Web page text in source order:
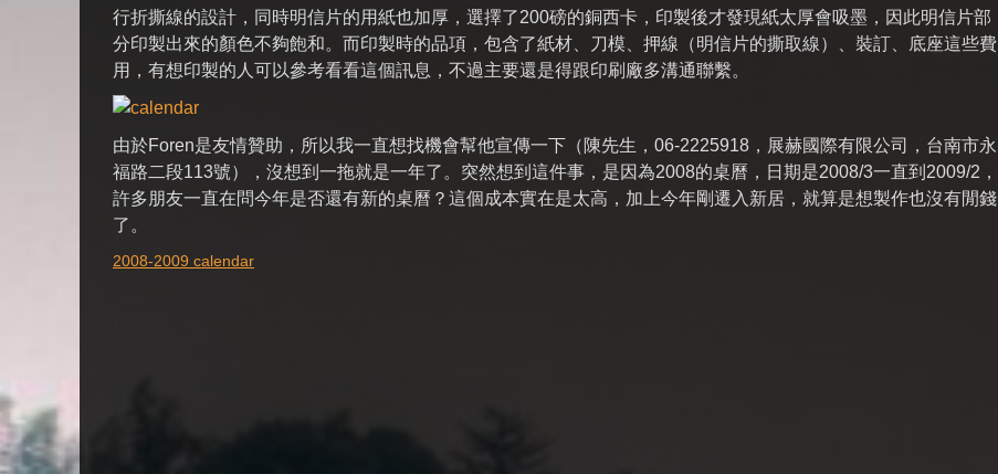
行折撕線的設計，同時明信片的用紙也加厚，選擇了200磅的銅西卡，印製後才發現紙太厚會吸墨，因此明信片部
分印製出來的顏色不夠飽和。而印製時的品項，包含了紙材、刀模、押線（明信片的撕取線）、裝訂、底座這些費
用，有想印製的人可以參考看看這個訊息，不過主要還是得跟印刷廠多溝通聯繫。
由於Foren是友情贊助，所以我一直想找機會幫他宣傳一下（陳先生，06-2225918，展赫國際有限公司，台南市永
福路二段113號），沒想到一拖就是一年了。突然想到這件事，是因為2008的桌曆，日期是2008/3一直到2009/2，
許多朋友一直在問今年是否還有新的桌曆？這個成本實在是太高，加上今年剛遷入新居，就算是想製作也沒有閒錢
了。
2008-2009 calendar